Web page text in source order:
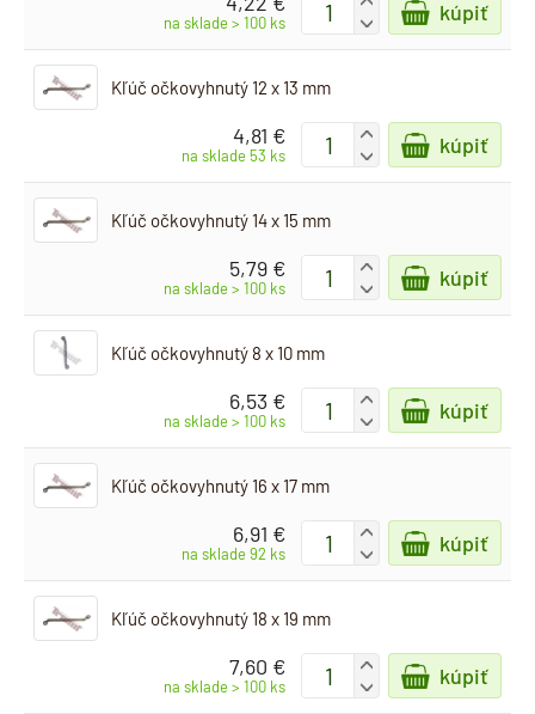
na sklade > 100 ks
-
kúpiť
Kľúč očkovyhnutý 12 x 13 mm
4,81 €
na sklade 53 ks
+
-
kúpiť
Kľúč očkovyhnutý 14 x 15 mm
5,79 €
na sklade > 100 ks
+
-
kúpiť
Kľúč očkovyhnutý 8 x 10 mm
6,53 €
na sklade > 100 ks
+
-
kúpiť
Kľúč očkovyhnutý 16 x 17 mm
6,91 €
na sklade 92 ks
+
-
kúpiť
Kľúč očkovyhnutý 18 x 19 mm
7,60 €
na sklade > 100 ks
+
-
kúpiť